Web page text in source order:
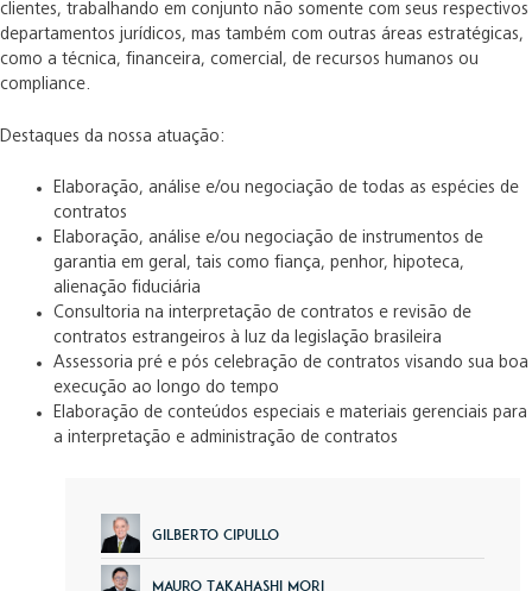
clientes, trabalhando em conjunto não somente com seus respectivos
departamentos jurídicos, mas também com outras áreas estratégicas,
como a técnica, financeira, comercial, de recursos humanos ou
compliance.
Destaques da nossa atuação:
Elaboração, análise e/ou negociação de todas as espécies de
contratos
Elaboração, análise e/ou negociação de instrumentos de
garantia em geral, tais como fiança, penhor, hipoteca,
alienação fiduciária
Consultoria na interpretação de contratos e revisão de
contratos estrangeiros à luz da legislação brasileira
Assessoria pré e pós celebração de contratos visando sua boa
execução ao longo do tempo
Elaboração de conteúdos especiais e materiais gerenciais para
a interpretação e administração de contratos
Gilberto Cipullo
Mauro Takahashi Mori